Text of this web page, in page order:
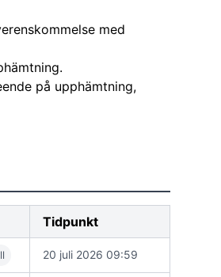
med
på upphämtning,
Tidpunkt
20 juli 2026 09:59